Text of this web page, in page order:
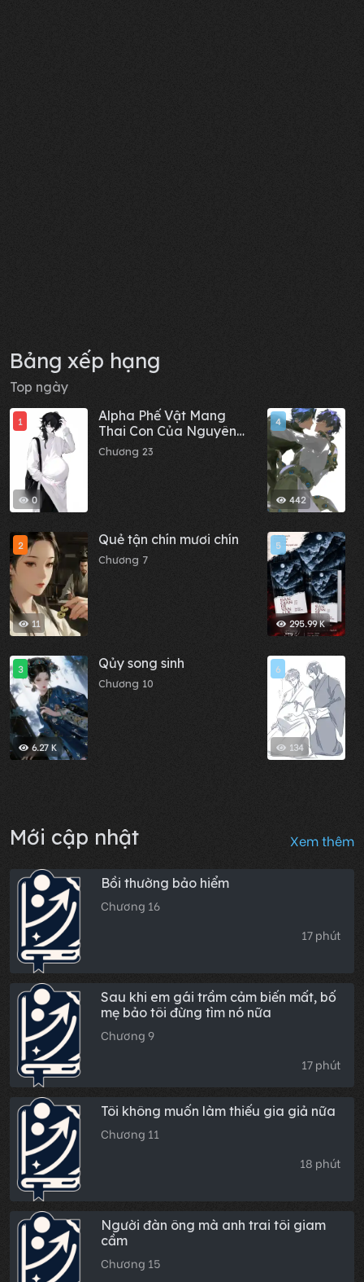
Bảng xếp hạng
Top ngày
0
1
Alpha Phế Vật Mang
Thai Con Của Nguyên
Soái Đế Quốc
Chương 23
11
2 Quẻ tận chín mươi chín
Chương 7
6.27 K
3 Qủy song sinh
Chương 10
442
4
295.99 K
5
134
6
Mới cập nhật Xem thêm
Bồi thường bảo hiểm
Chương 16
17 phút
Sau khi em gái trầm cảm biến mất, bố
mẹ bảo tôi đừng tìm nó nữa
Chương 9
17 phút
Tôi không muốn làm thiếu gia giả nữa
Chương 11
18 phút
Người đàn ông mà anh trai tôi giam
cầm
Chương 15